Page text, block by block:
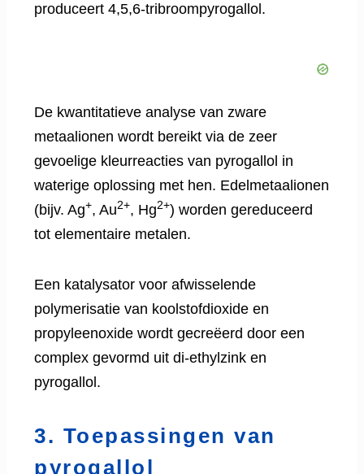
produceert 4,5,6-tribroompyrogallol.
De kwantitatieve analyse van zware
metaalionen wordt bereikt via de zeer
gevoelige kleurreacties van pyrogallol in
waterige oplossing met hen. Edelmetaalionen
(bijv. Ag+, Au2+, Hg2+) worden gereduceerd
tot elementaire metalen.
Een katalysator voor afwisselende
polymerisatie van koolstofdioxide en
propyleenoxide wordt gecreëerd door een
complex gevormd uit di-ethylzink en
pyrogallol.
3. Toepassingen van
pyrogallol